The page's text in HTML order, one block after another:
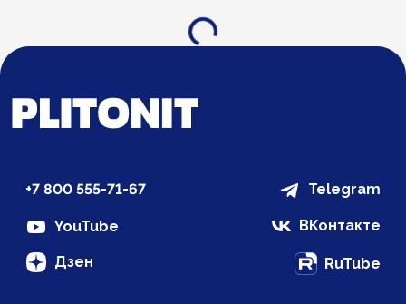
Загрузка...
+7 800 555-71-67 Telegram
YouTube ВКонтакте
Дзен RuTube